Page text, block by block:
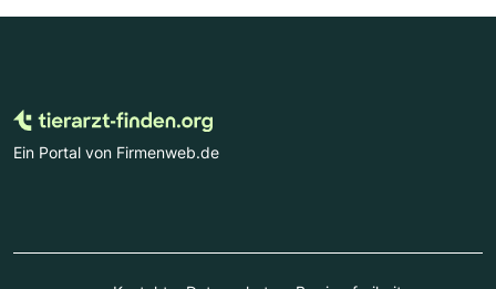
Ein Portal von Firmenweb.de